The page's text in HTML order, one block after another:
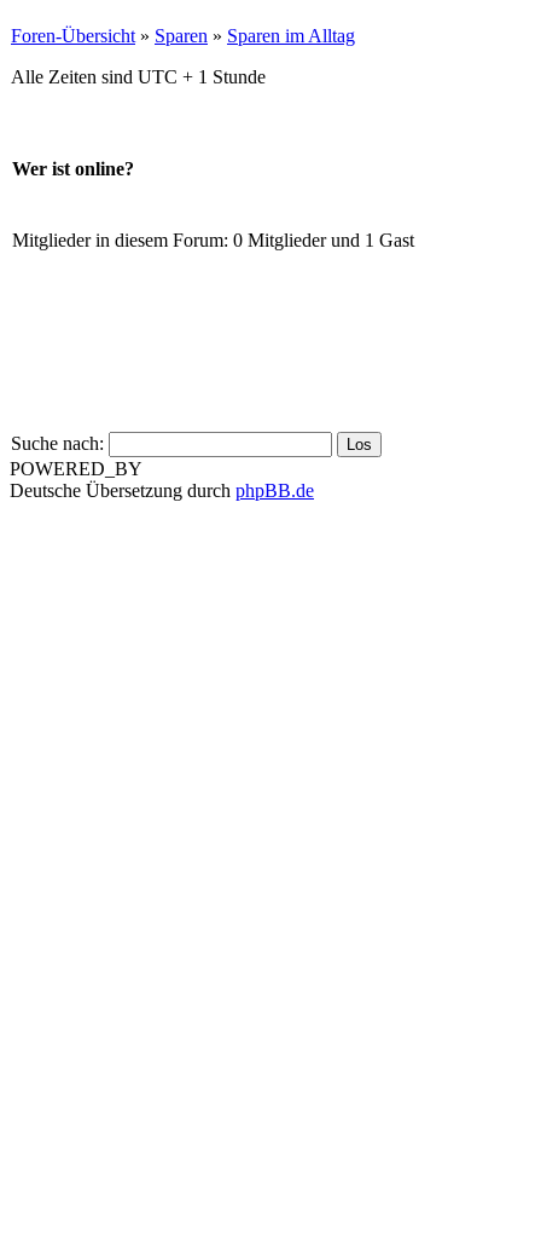
Foren-Übersicht » Sparen » Sparen im Alltag
Alle Zeiten sind UTC + 1 Stunde
Wer ist online?
Mitglieder in diesem Forum: 0 Mitglieder und 1 Gast
Suche nach:
POWERED_BY
Deutsche Übersetzung durch phpBB.de